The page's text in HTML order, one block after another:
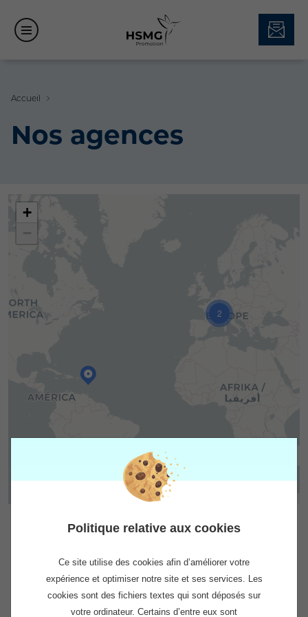
Accueil
Nos agences
2
+
Politique relative aux cookies
Ce site utilise des cookies afin d’améliorer votre
expérience et optimiser notre site et ses services. Les
cookies sont des fichiers textes qui sont déposés sur
votre ordinateur. Certains d’entre eux sont